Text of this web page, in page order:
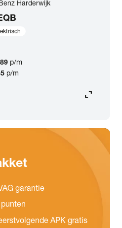
Harderwijk
p/m
p/m
expand_content
garantie
APK gratis